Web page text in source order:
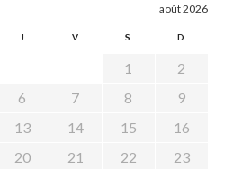
août 2026
J V S D
1
2
6 7 8
9
13 14 15
16
20 21 22
23